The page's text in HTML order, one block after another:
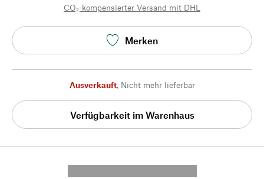
CO₂-kompensierter Versand mit DHL
Merken
Ausverkauft, Nicht mehr lieferbar
Verfügbarkeit im Warenhaus